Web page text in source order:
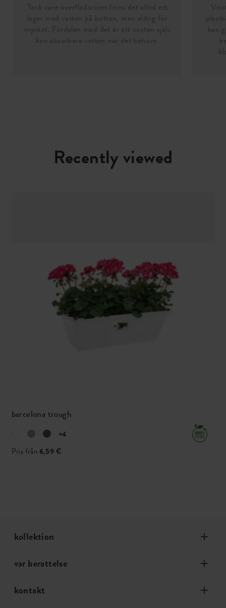
Tack vare överflödsröret finns det alltid ett
lager med vatten på botten, men aldrig för
mycket. Fördelen med det är att växten själv
kan absorbera vatten när det behövs.
kan
Recently viewed
barcelona trough
+4
Pris från 6,59 €
kollektion
var berattelse
kontakt